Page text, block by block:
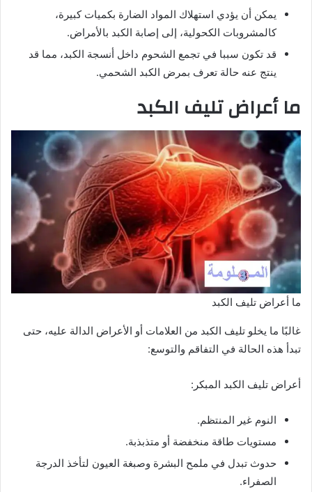
يمكن أن يؤدي استهلاك المواد الضارة بكميات كبيرة،
كالمشروبات الكحولية، إلى إصابة الكبد بالأمراض.
قد تكون سببا في تجمع الشحوم داخل أنسجة الكبد، مما قد
ينتج عنه حالة تعرف بمرض الكبد الشحمي.
ما أعراض تليف الكبد
ما أعراض تليف الكبد
غالبًا ما يخلو تليف الكبد من العلامات أو الأعراض الدالة عليه، حتى
تبدأ هذه الحالة في التفاقم والتوسع:
أعراض تليف الكبد المبكر:
النوم غير المنتظم.
مستويات طاقة منخفضة أو متذبذبة.
حدوث تبدل في ملمح البشرة وصبغة العيون لتأخذ الدرجة
الصفراء.